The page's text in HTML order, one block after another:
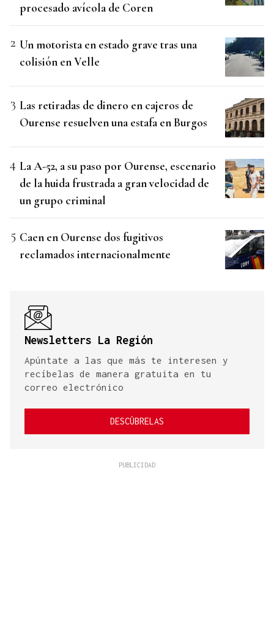
procesado avícola de Coren
Un motorista en estado grave tras una
colisión en Velle
Las retiradas de dinero en cajeros de
Ourense resuelven una estafa en Burgos
La A-52, a su paso por Ourense, escenario
de la huida frustrada a gran velocidad de
un grupo criminal
Caen en Ourense dos fugitivos
reclamados internacionalmente
Newsletters La Región
Apúntate a las que más te interesen y
recíbelas de manera gratuita en tu
correo electrónico
DESCÚBRELAS